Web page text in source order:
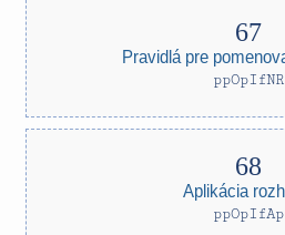
Pravidlá pre
ppOpIfNR
Aplikácia
ppOpIfAp